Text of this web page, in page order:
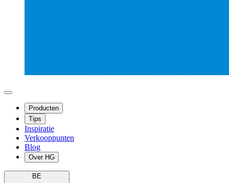
Producten
Tips
Inspiratie
Verkooppunten
Blog
Over HG
BE